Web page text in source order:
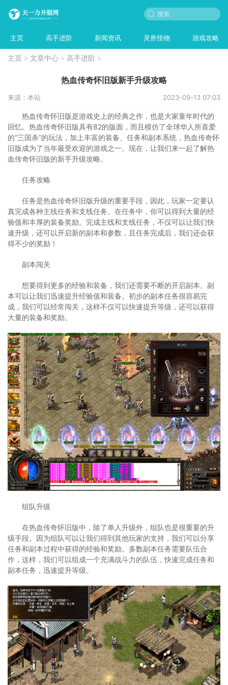
主页 高手进阶 新闻资讯 灵兽怪物 游戏攻略
主页 > 文章中心 > 高手进阶 >
热血传奇怀旧版新手升级攻略
来源：本站 2023-09-13 07:03
热血传奇怀旧版是游戏史上的经典之作，也是大家童年时代的
回忆。热血传奇怀旧版具有82的版面，而且模仿了全球华人所喜爱
的“三国杀”的玩法，加上丰富的装备、任务和副本系统，热血传奇怀
旧版成为了当年最受欢迎的游戏之一。现在，让我们来一起了解热
血传奇怀旧版的新手升级攻略。
任务攻略
任务是热血传奇怀旧版升级的重要手段，因此，玩家一定要认
真完成各种主线任务和支线任务。在任务中，你可以得到大量的经
验值和丰厚的装备奖励。完成主线和支线任务，不仅可以让我们快
速升级，还可以开启新的副本和参数，且任务完成后，我们还会获
得不少的奖励！
副本闯关
想要得到更多的经验和装备，我们还需要不断的开启副本。副
本可以让我们迅速提升经验值和装备。初步的副本任务很容易完
成，我们可以经常闯关，这样不仅可以快速提升等级，还可以获得
大量的装备和奖励。
组队升级
在热血传奇怀旧版中，除了单人升级外，组队也是很重要的升
级手段。因为组队可以让我们得到其他玩家的支持，我们可以分享
任务和副本过程中获得的经验和奖励。多数副本任务需要队伍合
作，这样，我们可以组成一个充满战斗力的队伍，快速完成任务和
副本任务，迅速提升等级。